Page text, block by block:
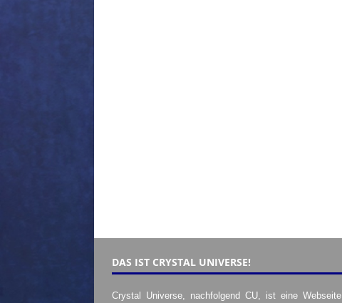
DAS IST CRYSTAL UNIVERSE!
Crystal Universe, nachfolgend CU, ist eine Webseite,